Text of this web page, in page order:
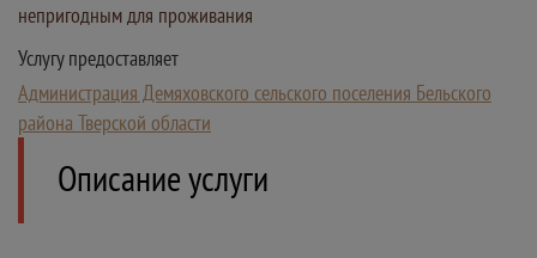
непригодным для проживания
Услугу предоставляет
Администрация Демяховского сельского поселения Бельского
района Тверской области
Описание услуги